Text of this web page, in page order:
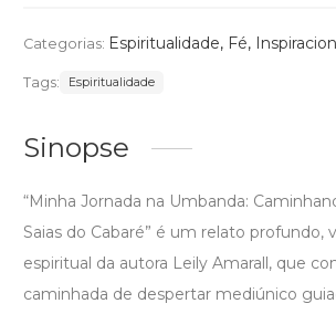
Categorias: Espiritualidade, Fé,
Tags: Espiritualidade
Sinopse
“Minha Jornada na Umbanda:
Saias do Cabaré” é um relato profundo,
espiritual da autora Leily Amarall, que
caminhada de despertar mediúnico